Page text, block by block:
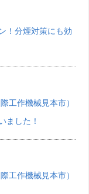
！分煙対策にも効
工作機械見本市）
ました！
工作機械見本市）